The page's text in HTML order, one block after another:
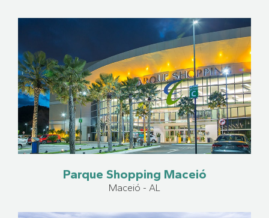
Parque Shopping Maceió
Maceió - AL